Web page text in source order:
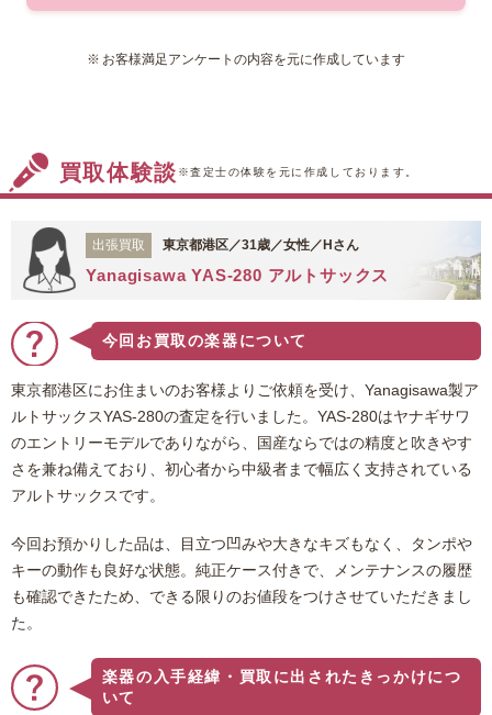
依頼を受け、エレキギターの出張
お品物はフェンダーの『ST54-
いへん美しい状態を保っていること、ネックの曲
がりや目立つ傷などがない「美品」であることを
価格を付けさせていただきました。お客様にはご
満足いただけたとのことで、たいへんうれしく思
っております。このたびは福ちゃんをご利用いた
だき、ありがとうございました。
お客様満足アンケートの内容を元に作成しています
買取体験談 ※査定士の体験を元に作成しております。
出張買取 東京都港区／31歳／女性／Hさん
Yanagisawa YAS-280 アルトサックス
今回お買取の楽器について
東京都港区にお住まいのお客様よりご依頼を受け、Yanagisawa製ア
ルトサックスYAS-280の査定を行いました。YAS-280はヤナギサワ
のエントリーモデルでありながら、国産ならではの精度と吹きやす
さを兼ね備えており、初心者から中級者まで幅広く支持されている
アルトサックスです。
今回お預かりした品は、目立つ凹みや大きなキズもなく、タンポや
キーの動作も良好な状態。純正ケース付きで、メンテナンスの履歴
も確認できたため、できる限りのお値段をつけさせていただきまし
た。
楽器の入手経緯・買取に出されたきっかけにつ
いて